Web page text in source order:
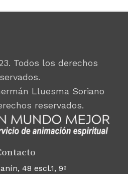
Todos los derechos
Lluesma Soriano
reservados.
48 escl.1, 9º